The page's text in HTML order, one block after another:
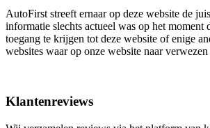
AutoFirst streeft ernaar op deze website de
informatie slechts actueel was op het
toegang te krijgen tot deze website of enige
websites waar op onze website naar
Klantenreviews